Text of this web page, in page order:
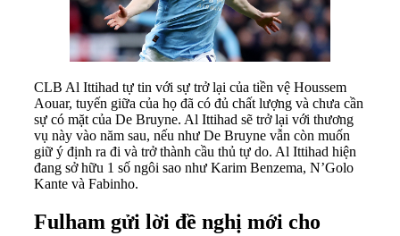
CLB Al Ittihad tự tin với sự trở lại của tiền vệ Houssem
Aouar, tuyến giữa của họ đã có đủ chất lượng và chưa cần
sự có mặt của De Bruyne. Al Ittihad sẽ trở lại với thương
vụ này vào năm sau, nếu như De Bruyne vẫn còn muốn
giữ ý định ra đi và trở thành cầu thủ tự do. Al Ittihad hiện
đang sở hữu 1 số ngôi sao như Karim Benzema, N’Golo
Kante và Fabinho.
Fulham gửi lời đề nghị mới cho